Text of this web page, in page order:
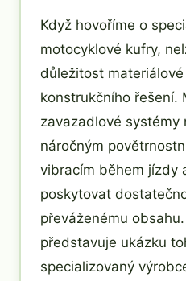
Když hovoříme o
motocyklové kufry,
důležitost
konstrukčního řešení.
zavazadlové systémy
náročným
vibracím během jízdy
poskytovat
převáženému obsahu.
představuje ukázku
specializovaný